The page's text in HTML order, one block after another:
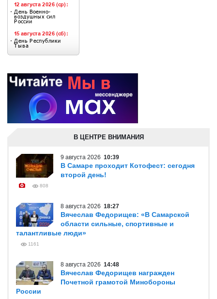
В ЦЕНТРЕ ВНИМАНИЯ
9 августа 2026 10:39
В Самаре проходит Котофест: сегодня
второй день!
808
8 августа 2026 18:27
Вячеслав Федорищев: «В Самарской
области сильные, спортивные и
талантливые люди»
1161
8 августа 2026 14:48
Вячеслав Федорищев награжден
Почетной грамотой Минобороны
России